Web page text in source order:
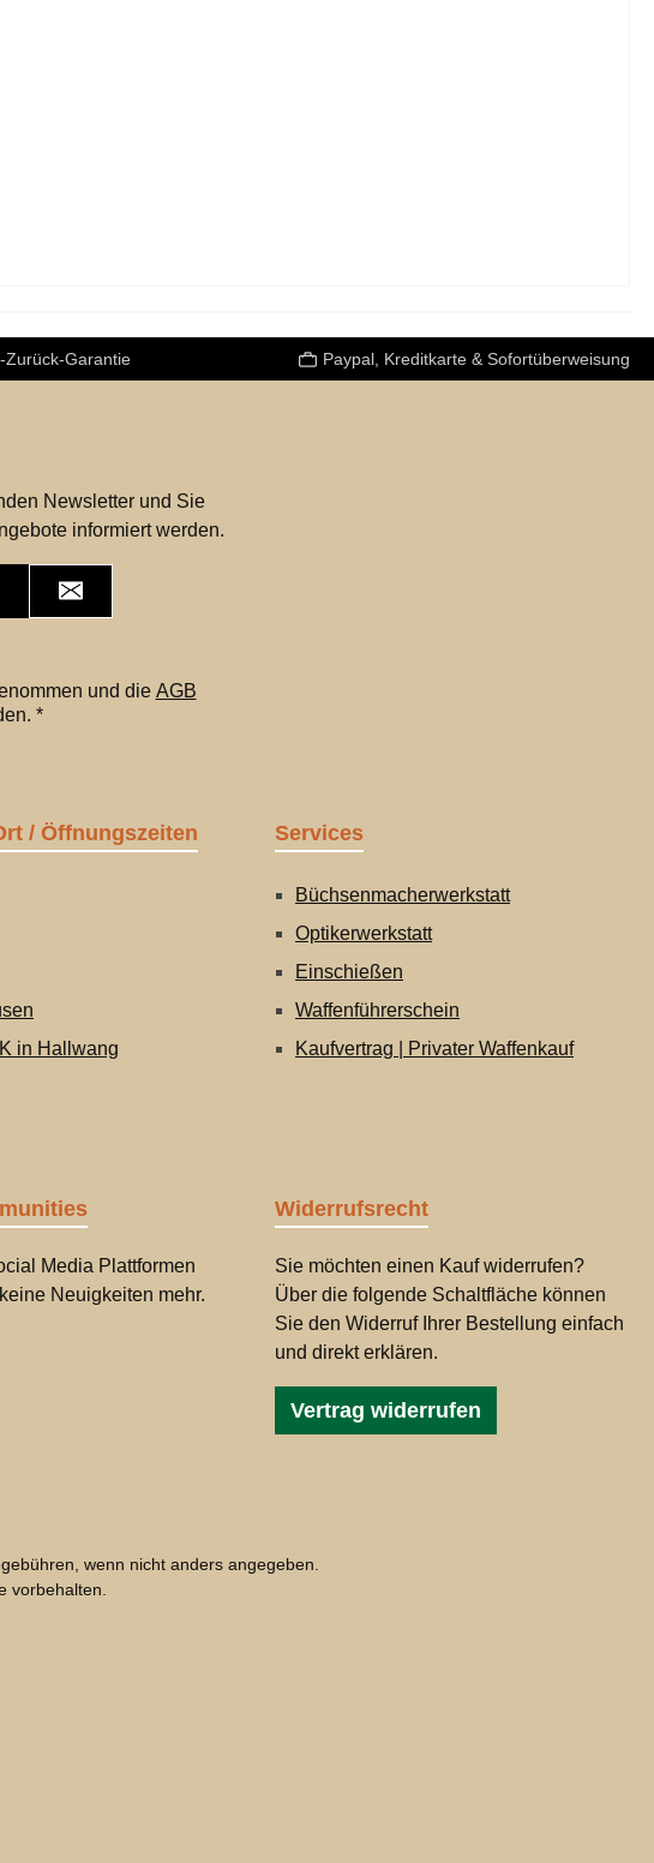
Zurück-Garantie Paypal, Kreditkarte & Sofortüberweisung
Newsletter und Sie
informiert werden.
und die AGB
*
/ Öffnungszeiten
in Hallwang
Services
Büchsenmacherwerkstatt
Optikerwerkstatt
Einschießen
Waffenführerschein
Kaufvertrag | Privater Waffenkauf
Media Plattformen
Neuigkeiten mehr.
Widerrufsrecht
Sie möchten einen Kauf widerrufen?
Über die folgende Schaltfläche können
Sie den Widerruf Ihrer Bestellung einfach
und direkt erklären.
Vertrag widerrufen
wenn nicht anders angegeben.
vorbehalten.